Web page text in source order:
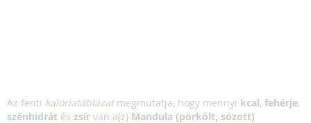
Az fenti kalóriatáblázatmegmutatja, hogy mennyi kcal, fehérje,
szénhidrát és zsír van a(z) Mandula (pörkölt, sózott)